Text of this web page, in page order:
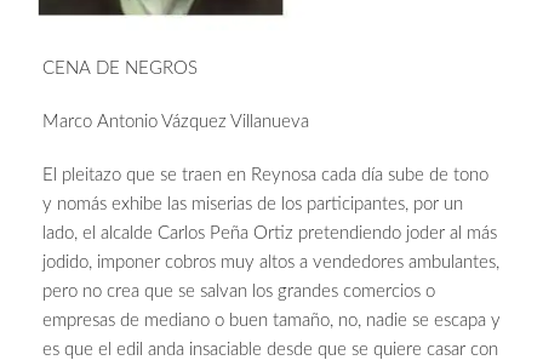
CENA DE NEGROS
Marco Antonio Vázquez Villanueva
El pleitazo que se traen en Reynosa cada día sube de tono
y nomás exhibe las miserias de los participantes, por un
lado, el alcalde Carlos Peña Ortiz pretendiendo joder al más
jodido, imponer cobros muy altos a vendedores ambulantes,
pero no crea que se salvan los grandes comercios o
empresas de mediano o buen tamaño, no, nadie se escapa y
es que el edil anda insaciable desde que se quiere casar con